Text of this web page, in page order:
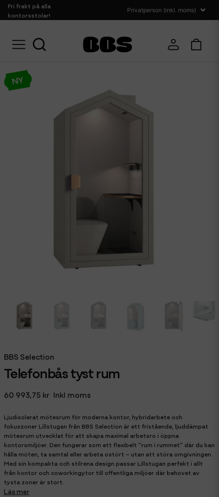
Fri frakt på alla
kontorsstolar!
Hem Sittmöbler Telefonbås tyst rum
NY
BBS Selection
Telefonbås tyst rum
60 993,75 kr Inkl moms
Ljudisolerat mötesrum för moderna kontor, hybridarbete och
fokuszoner Lillstugan från BBS Selection är ett fristående, ljuddämpat
mötesrum utvecklat för att skapa maximal arbetsro i öppna
kontorsmiljöer. Den fungerar som ett flexibelt “rum i rummet” där du kan
hålla möten, ta samtal eller arbeta ostört – utan att störa omgivningen.
Med sin kompakta och stilrena design passar Lillstugan perfekt i allt
från kontor och coworkingytor till offentliga miljöer där behovet av
tysta zoner är stort.
Läs mer